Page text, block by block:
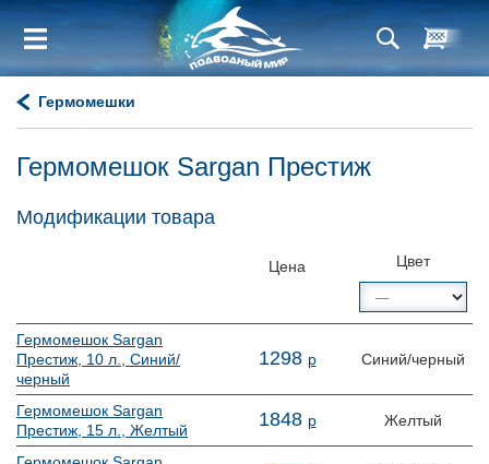
Гермомешки
Гермомешок Sargan Престиж
Модификации товара
Цена Цвет
Гермомешок Sargan
Престиж, 10 л., Синий/
черный
1298 р Синий/черный
Гермомешок Sargan
Престиж, 15 л., Желтый
1848 р Желтый